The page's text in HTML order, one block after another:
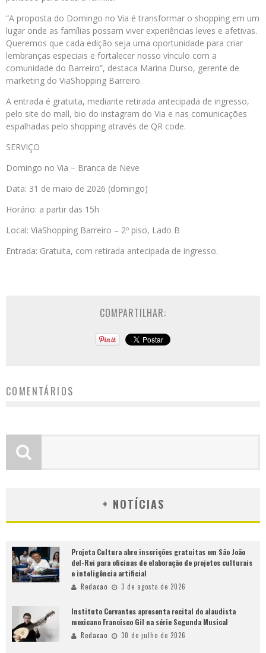
“A proposta do Domingo no Via é transformar o shopping em um
lugar onde as famílias possam viver experiências leves e afetivas.
Queremos que cada edição seja uma oportunidade para criar
lembranças especiais e fortalecer nosso vínculo com a
comunidade do Barreiro”, destaca Marina Durso, gerente de
marketing do ViaShopping Barreiro.
A entrada é gratuita, mediante retirada antecipada de ingresso,
pelo site do mall, bio do instagram do Via e nas comunicações
espalhadas pelo shopping através de QR code.
SERVIÇO
Domingo no Via – Branca de Neve
Data: 31 de maio de 2026 (domingo)
Horário: a partir das 15h
Local: ViaShopping Barreiro – 2º piso, Lado B
Entrada: Gratuita, com retirada antecipada de ingresso.
COMPARTILHAR:
COMENTÁRIOS
+ NOTÍCIAS
Projeta Cultura abre inscrições gratuitas em São João
del-Rei para oficinas de elaboração de projetos culturais
e inteligência artificial
Redacao 3 de agosto de 2026
Instituto Cervantes apresenta recital do alaudista
mexicano Francisco Gil na série Segunda Musical
Redacao 30 de julho de 2026